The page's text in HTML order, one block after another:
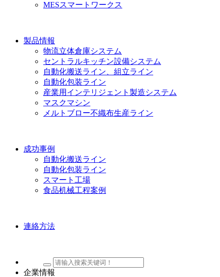
MESスマートワークス
製品情報
物流立体倉庫システム
セントラルキッチン設備システム
自動化搬送ライン、組立ライン
自動化包装ライン
産業用インテリジェント製造システム
マスクマシン
メルトブロー不織布生産ライン
成功事例
自動化搬送ライン
自動化包装ライン
スマート工場
食品机械工程案例
連絡方法
企業情報